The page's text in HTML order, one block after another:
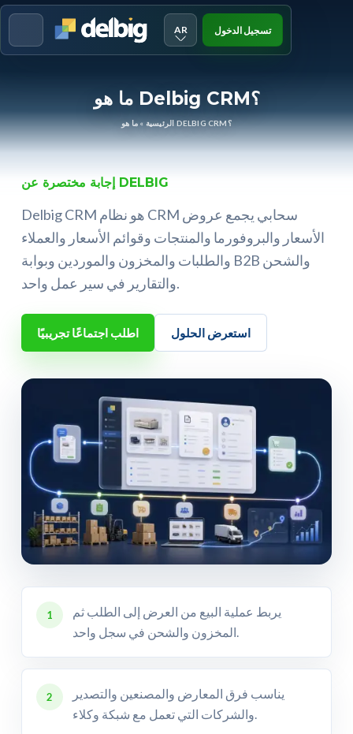
AR تسجيل الدخول
ما هو Delbig CRM؟
الرئيسية » ما هو DELBIG CRM؟
إجابة مختصرة عن DELBIG
Delbig CRM هو نظام CRM سحابي يجمع عروض
الأسعار والبروفورما والمنتجات وقوائم الأسعار والعملاء
والطلبات والمخزون والموردين وبوابة B2B والشحن
والتقارير في سير عمل واحد.
اطلب اجتماعًا تجريبيًا استعرض الحلول
1
يربط عملية البيع من العرض إلى الطلب ثم
المخزون والشحن في سجل واحد.
2
يناسب فرق المعارض والمصنعين والتصدير
والشركات التي تعمل مع شبكة وكلاء.